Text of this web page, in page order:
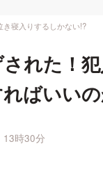
き寝入りするしかない!?
れた！
ばいいの
時30分